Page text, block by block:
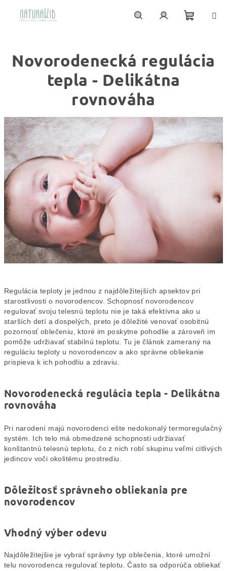
košík
Novorodenecká regulácia
tepla - Delikátna
rovnováha
Regulácia teploty je jednou z najdôležitejších apsektov pri
starostlivosti o novorodencov. Schopnosť novorodencov
regulovať svoju telesnú teplotu nie je taká efektívna ako u
starších detí a dospelých, preto je dôležité venovať osobitnú
pozornosť oblečeniu, ktoré im poskytne pohodlie a zároveň im
pomôže udržiavať stabilnú teplotu. Tu je článok zameraný na
reguláciu teploty u novorodencov a ako správne obliekanie
prispieva k ich pohodliu a zdraviu.
Novorodenecká regulácia tepla - Delikátna
rovnováha
Pri narodení majú novorodenci ešte nedokonalý termoregulačný
systém. Ich telo má obmedzené schopnosti udržiavať
konštantnú telesnú teplotu, čo z nich robí skupinu veľmi citlivých
jedincov voči okolitému prostrediu.
Dôležitosť správneho obliekania pre
novorodencov
Vhodný výber odevu
Najdôležitejšie je vybrať správny typ oblečenia, ktoré umožní
telu novorodenca regulovať teplotu. Často sa odporúča obliekať